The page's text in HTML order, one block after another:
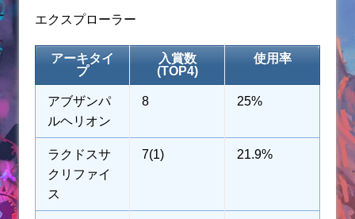
エクスプローラー
アーキタイ
プ
入賞数
(TOP4)
使用率
アブザンパ
ルヘリオン
8 25%
ラクドスサ
クリファイ
ス
7(1) 21.9%